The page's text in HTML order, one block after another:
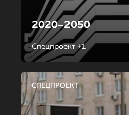
2020–2050
Спецпроект +1
СПЕЦПРОЕКТ